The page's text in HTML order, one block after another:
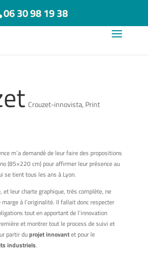
06 30 98 19 38
Crouzet-innovista, Print
m’a demandé de leur faire des propositions
(85×220 cm) pour affirmer leur présence au
se tient tous les ans à Lyon.
et leur charte graphique, très complète, ne
à l’originalité. Il fallait donc respecter
tout en apportant de l’innovation
et montrer tout le process de suivi et
partir duprojet innovantet pour le
industriels.